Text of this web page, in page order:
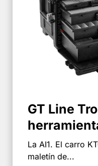
GT Line
La AI1. El carro
maletín de...